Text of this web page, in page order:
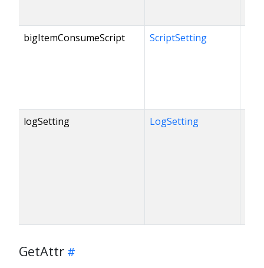
bigItemConsumeScript ScriptSetting
logSetting LogSetting
GetAttr